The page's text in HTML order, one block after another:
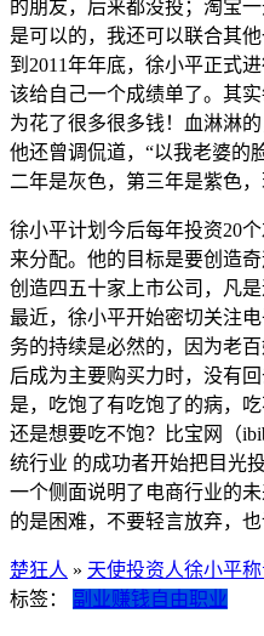
的朋友，后来都没投；淘宝
是可以的，我还可以联合其
到2011年年底，徐小平正式
该给自己一个成绩单了。其
为花了很多很多钱！血淋淋
他还曾调侃道，“以我老婆的
二年是灰色，第三年是紫色
徐小平计划今后每年投资20
来分配。他的目标是要创造
创造四五十家上市公司，凡
最近，徐小平开始密切关注
务的持续是必然的，因为老
后成为主要购买力时，没有
是，吃饱了有吃饱了的病，
还是想要吃不饱？比宝网（
统行业 的成功者开始把目光
一个侧面说明了电商行业的
的是困难，不要轻言放弃，
楚狂人 » 天使投资人徐小平
标签： 副业赚钱自由职业